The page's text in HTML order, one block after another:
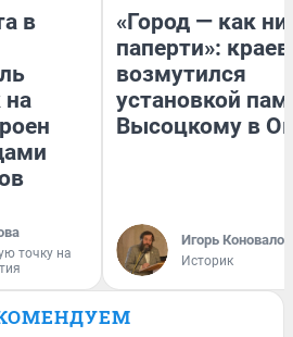
в
на
точку на
«Город — как
паперти»:
возмутился
установкой
Высоцкому в
Игорь Коновалов
Историк